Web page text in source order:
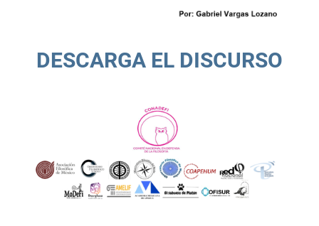
DESCARGA EL DISCURSO